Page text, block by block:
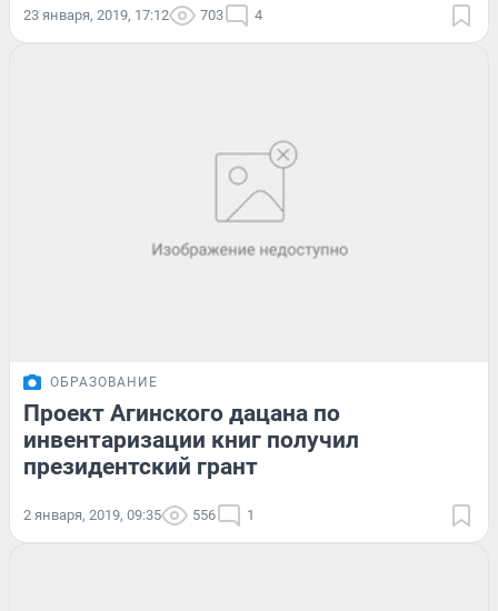
23 января, 2019, 17:12 703 4
ОБРАЗОВАНИЕ
Проект Агинского дацана по
инвентаризации книг получил
президентский грант
2 января, 2019, 09:35 556 1